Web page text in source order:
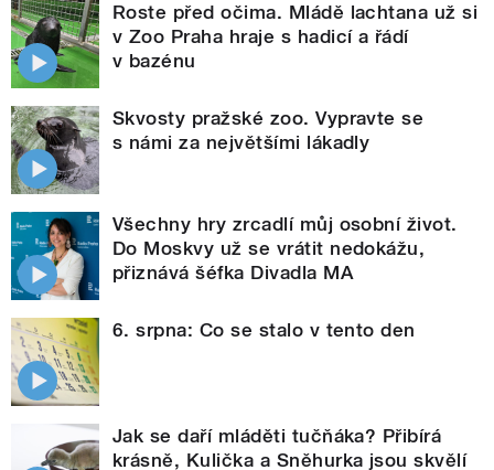
Roste před očima. Mládě lachtana už si
v Zoo Praha hraje s hadicí a řádí
v bazénu
Skvosty pražské zoo. Vypravte se
s námi za největšími lákadly
Všechny hry zrcadlí můj osobní život.
Do Moskvy už se vrátit nedokážu,
přiznává šéfka Divadla MA
6. srpna: Co se stalo v tento den
Jak se daří mláděti tučňáka? Přibírá
krásně, Kulička a Sněhurka jsou skvělí